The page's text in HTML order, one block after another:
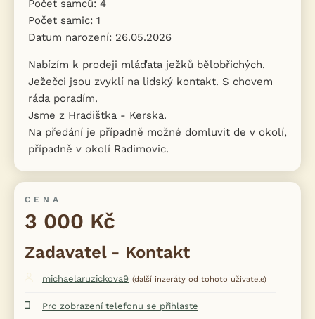
Počet samců: 4
Počet samic: 1
Datum narození: 26.05.2026
Nabízím k prodeji mláďata ježků bělobřichých.
Ježečci jsou zvyklí na lidský kontakt. S chovem
ráda poradím.
Jsme z Hradištka - Kerska.
Na předání je případně možné domluvit de v okolí,
případně v okolí Radimovic.
CENA
3 000 Kč
Zadavatel - Kontakt
michaelaruzickova9 (další inzeráty od tohoto uživatele)
Pro zobrazení telefonu se přihlaste